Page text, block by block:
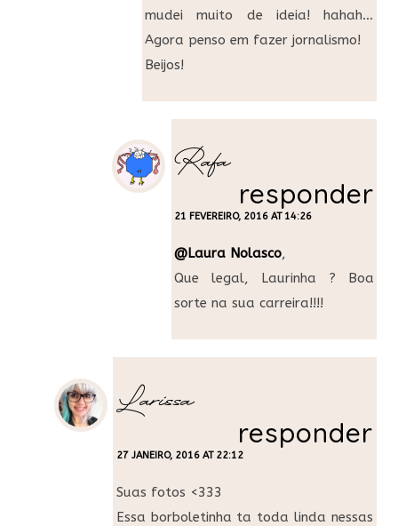
mudei muito de ideia! hahah…
Agora penso em fazer jornalismo!
Beijos!
Rafa
21 FEVEREIRO, 2016 AT 14:26
responder
@Laura Nolasco,
Que legal, Laurinha ? Boa
sorte na sua carreira!!!!
Larissa
27 JANEIRO, 2016 AT 22:12
responder
Suas fotos <333
Essa borboletinha ta toda linda nessas